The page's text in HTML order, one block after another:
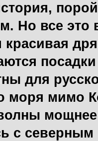
Но все это
красивая
для
моря мимо
с северным